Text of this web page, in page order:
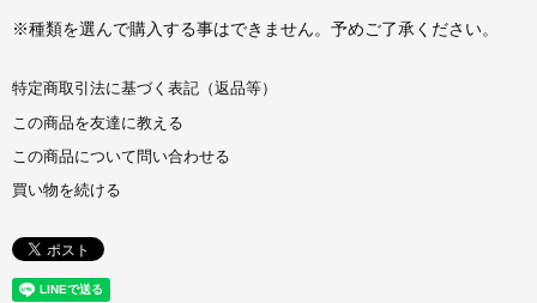
※種類を選んで購入する事はできません。予めご了承ください。
特定商取引法に基づく表記（返品等）
この商品を友達に教える
この商品について問い合わせる
買い物を続ける